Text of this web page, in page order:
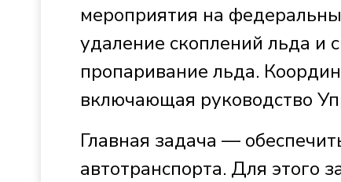
мероприятия на
удаление скоплений льда и
пропаривание льда.
включающая руководство
Главная задача —
автотранспорта. Для этого